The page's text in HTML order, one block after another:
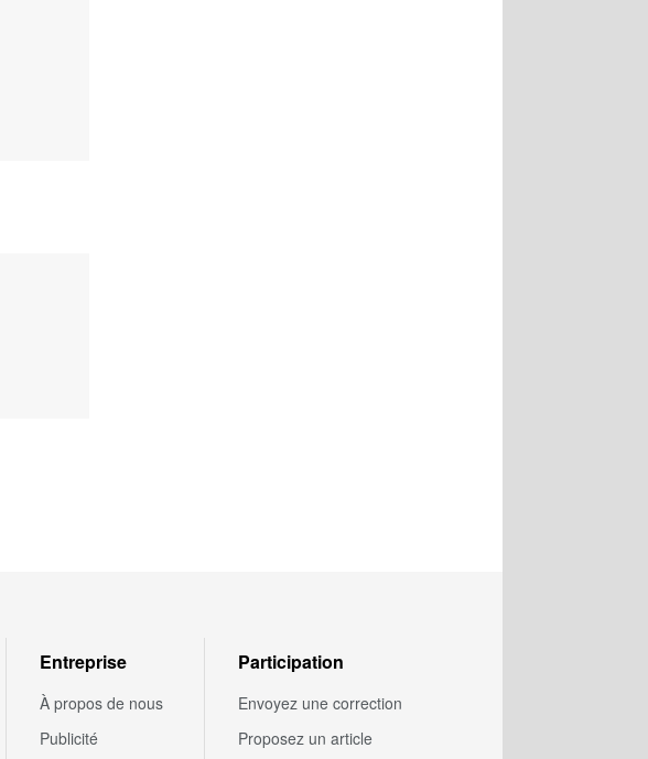
Entreprise
À propos de nous
Publicité
Participation
Envoyez une correction
Proposez un article